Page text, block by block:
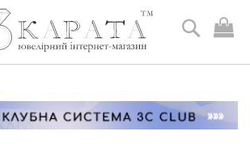
Пошук